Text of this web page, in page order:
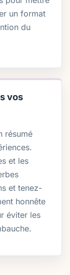
un format
du
vos
résumé
et les
et tenez-
honnête
éviter les